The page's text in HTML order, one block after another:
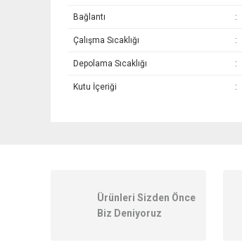
Bağlantı :
Çalışma Sıcaklığı :
Depolama Sıcaklığı :
Kutu İçeriği :
Ürünleri Sizden Önce
Biz Deniyoruz